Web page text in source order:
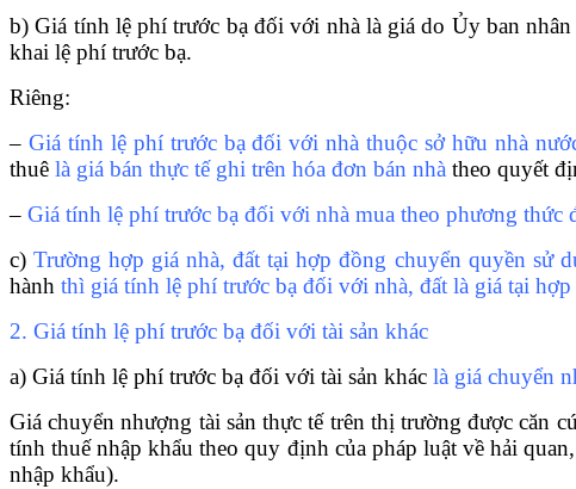
b) Giá tính lệ phí trước bạ đối với nhà là giá do Ủy ban
khai lệ phí trước bạ.
Riêng:
– Giá tính lệ phí trước bạ đối với nhà thuộc sở hữu nhà
thuê là giá bán thực tế ghi trên hóa đơn bán nhà theo quyết
– Giá tính lệ phí trước bạ đối với nhà mua theo phương thức
c) Trường hợp giá nhà, đất tại hợp đồng chuyển quyền sử
hành thì giá tính lệ phí trước bạ đối với nhà, đất là giá tại
2. Giá tính lệ phí trước bạ đối với tài sản khác
a) Giá tính lệ phí trước bạ đối với tài sản khác là giá chuyển
Giá chuyển nhượng tài sản thực tế trên thị trường được căn
tính thuếnhập khẩu theo quy định của pháp luật về hải
nhập khẩu).